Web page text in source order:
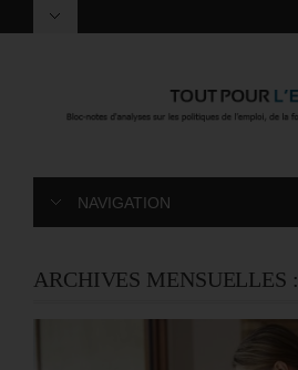
NAVIGATION
ARCHIVES MENSUELLES :